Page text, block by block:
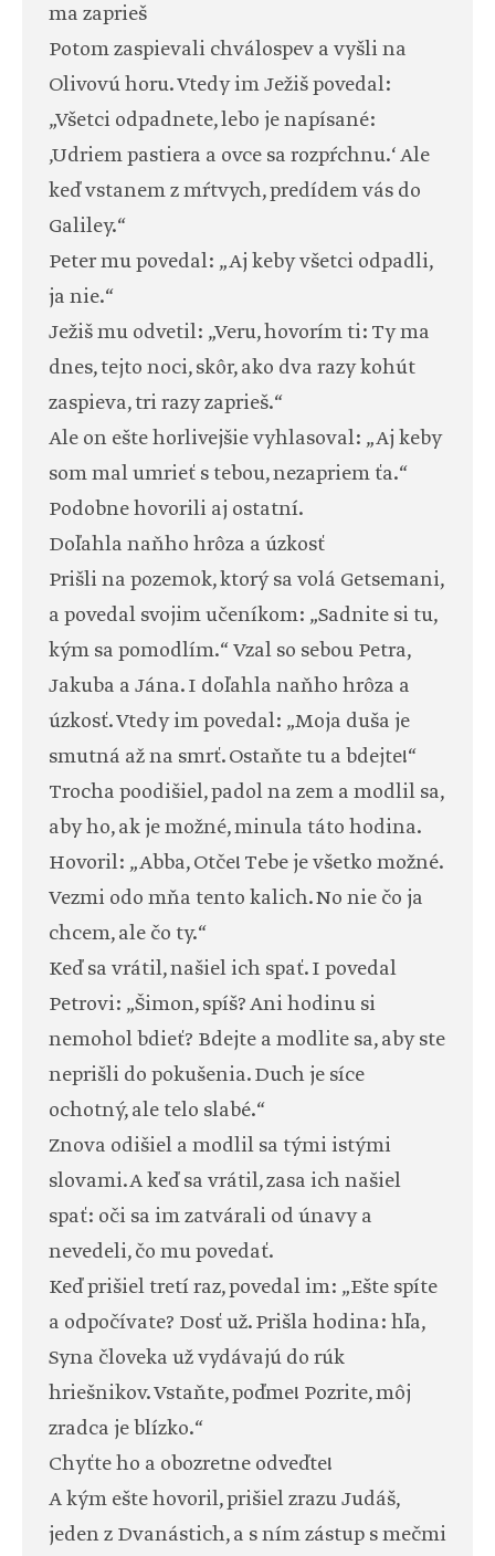
ma zaprieš
Potom zaspievali chválospev a vyšli na
Olivovú horu. Vtedy im Ježiš povedal:
„Všetci odpadnete, lebo je napísané:
‚Udriem pastiera a ovce sa rozpŕchnu.‘ Ale
keď vstanem z mŕtvych, predídem vás do
Galiley.“
Peter mu povedal: „Aj keby všetci odpadli,
ja nie.“
Ježiš mu odvetil: „Veru, hovorím ti: Ty ma
dnes, tejto noci, skôr, ako dva razy kohút
zaspieva, tri razy zaprieš.“
Ale on ešte horlivejšie vyhlasoval: „Aj keby
som mal umrieť s tebou, nezapriem ťa.“
Podobne hovorili aj ostatní.
Doľahla naňho hrôza a úzkosť
Prišli na pozemok, ktorý sa volá Getsemani,
a povedal svojim učeníkom: „Sadnite si tu,
kým sa pomodlím.“ Vzal so sebou Petra,
Jakuba a Jána. I doľahla naňho hrôza a
úzkosť. Vtedy im povedal: „Moja duša je
smutná až na smrť. Ostaňte tu a bdejte!“
Trocha poodišiel, padol na zem a modlil sa,
aby ho, ak je možné, minula táto hodina.
Hovoril: „Abba, Otče! Tebe je všetko možné.
Vezmi odo mňa tento kalich. No nie čo ja
chcem, ale čo ty.“
Keď sa vrátil, našiel ich spať. I povedal
Petrovi: „Šimon, spíš? Ani hodinu si
nemohol bdieť? Bdejte a modlite sa, aby ste
neprišli do pokušenia. Duch je síce
ochotný, ale telo slabé.“
Znova odišiel a modlil sa tými istými
slovami. A keď sa vrátil, zasa ich našiel
spať: oči sa im zatvárali od únavy a
nevedeli, čo mu povedať.
Keď prišiel tretí raz, povedal im: „Ešte spíte
a odpočívate? Dosť už. Prišla hodina: hľa,
Syna človeka už vydávajú do rúk
hriešnikov. Vstaňte, poďme! Pozrite, môj
zradca je blízko.“
Chyťte ho a obozretne odveďte!
A kým ešte hovoril, prišiel zrazu Judáš,
jeden z Dvanástich, a s ním zástup s mečmi